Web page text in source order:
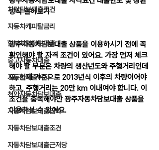
차량담보대출조건
자동차캐피탈금리
할부차량담보대출
중고자동차대출
자동차대출이자
천안자동차담보대출
자동차담보대출금리
자동차담보대출조건
자동차담보대출근저당
방식 알아보기
광주자동차담보대출 상품을 이용하시기 전에 꼭
확인해야 할 자격 조건이 있어요. 가장 먼저 체크
해야 할 부분은 차량의 생산년도와 주행거리인데
요, 현재 기준으로 2013년식 이후의 차량이어야
하고, 주행거리는 20만 km 이내여야 합니다. 이
조건을 충족해야만 광주자동차담보대출 상품을
이용하실 수 있어요.